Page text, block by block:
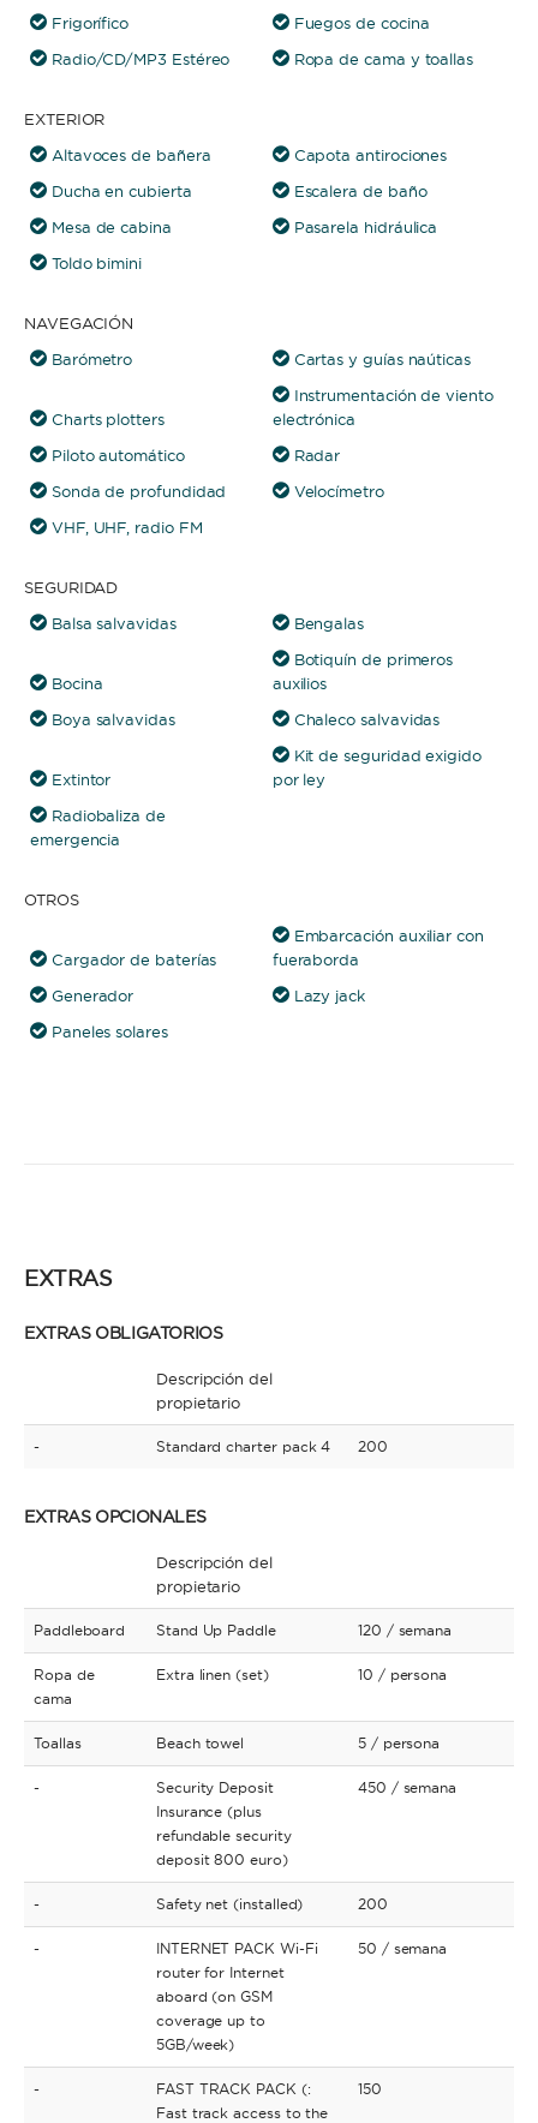
Frigorífico
Fuegos de cocina
Radio/CD/MP3 Estéreo
Ropa de cama y toallas
EXTERIOR
Altavoces de bañera
Capota antirociones
Ducha en cubierta
Escalera de baño
Mesa de cabina
Pasarela hidráulica
Toldo bimini
NAVEGACIÓN
Barómetro
Cartas y guías naúticas
Charts plotters
Instrumentación de viento
electrónica
Piloto automático
Radar
Sonda de profundidad
Velocímetro
VHF, UHF, radio FM
SEGURIDAD
Balsa salvavidas
Bengalas
Bocina
Botiquín de primeros
auxilios
Boya salvavidas
Chaleco salvavidas
Extintor
Kit de seguridad exigido
por ley
Radiobaliza de
emergencia
OTROS
Cargador de baterías
Embarcación auxiliar con
fueraborda
Generador
Lazy jack
Paneles solares
EXTRAS
EXTRAS OBLIGATORIOS
Descripción del
propietario
- Standard charter pack 4 200
EXTRAS OPCIONALES
Descripción del
propietario
Paddleboard Stand Up Paddle 120 / semana
Ropa de
cama
Extra linen (set) 10 / persona
Toallas Beach towel 5 / persona
-
Security Deposit
Insurance (plus
refundable security
deposit 800 euro)
450 / semana
- Safety net (installed) 200
-
INTERNET PACK Wi-Fi
router for Internet
aboard (on GSM
coverage up to
5GB/week)
50 / semana
-
FAST TRACK PACK (:
Fast track access to the
150